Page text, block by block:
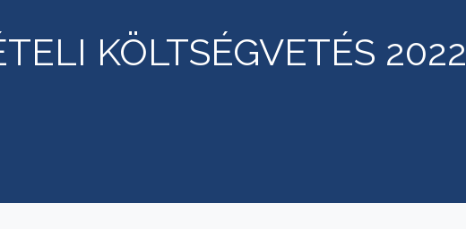
KÖLTSÉGVETÉS 2022